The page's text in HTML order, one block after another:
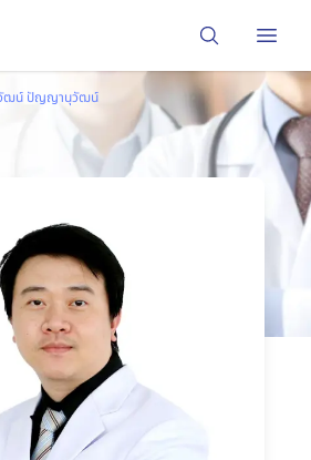
ฒน์ ปัญญานุวัฒน์